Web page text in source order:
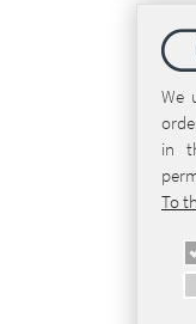
We
in
To